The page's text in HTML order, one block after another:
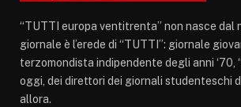
“TUTTI europa ventitrenta” non nasce dal
giornale è l’erede di “TUTTI”: giornale
terzomondista indipendente degli anni ‘70,
oggi, dei direttori dei giornali studenteschi
allora.